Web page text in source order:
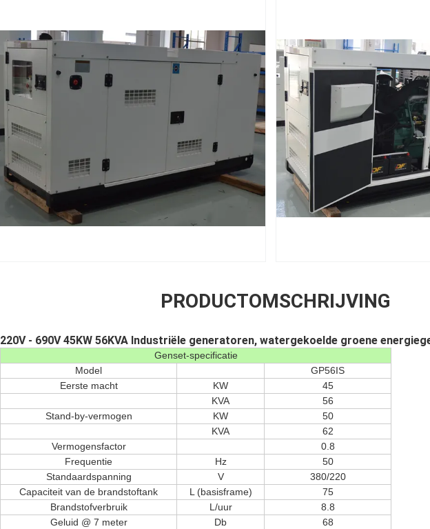
PRODUCTOMSCHRIJVING
220V - 690V 45KW 56KVA Industriële generatoren, watergekoelde groene
Genset-specificatie
Model
GP56IS
Eerste macht
KW
45
KVA
56
Stand-by-vermogen
KW
50
KVA
62
Vermogensfactor
0.8
Frequentie
Hz
50
Standaardspanning
V
380/220
Capaciteit van de brandstoftank
L (basisframe)
75
Brandstofverbruik
L/uur
8.8
Geluid @ 7 meter
Db
68